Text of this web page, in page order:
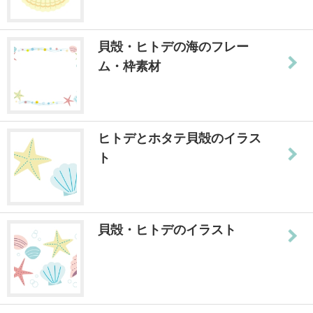
貝殻・ヒトデの海のフレー
ム・枠素材
ヒトデとホタテ貝殻のイラス
ト
貝殻・ヒトデのイラスト